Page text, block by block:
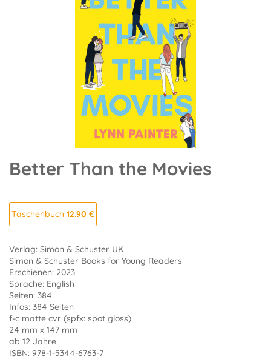
Better Than the Movies
Taschenbuch 12.90 €
Verlag: Simon & Schuster UK
Simon & Schuster Books for Young Readers
Erschienen: 2023
Sprache: English
Seiten: 384
Infos: 384 Seiten
f-c matte cvr (spfx: spot gloss)
24 mm x 147 mm
ab 12 Jahre
ISBN: 978-1-5344-6763-7